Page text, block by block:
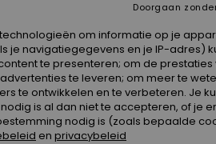
SALE ON SALE
KleurWhite
om informatie op je
je navigatiegegevens en je IP-adres)
te presenteren; om de prestaties
te leveren; om meer te
te ontwikkelen en te verbeteren. Je
is al dan niet te accepteren, of je
nodig is (zoals bepaalde
en privacybeleid
Doorgaan